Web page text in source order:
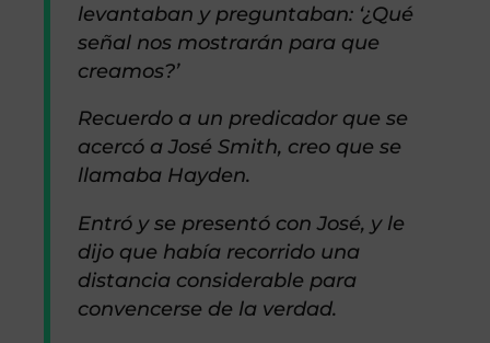
levantaban y preguntaban: ‘¿Qué
señal nos mostrarán para que
creamos?’
Recuerdo a un predicador que se
acercó a José Smith, creo que se
llamaba Hayden.
Entró y se presentó con José, y le
dijo que había recorrido una
distancia considerable para
convencerse de la verdad.